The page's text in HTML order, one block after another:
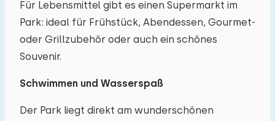
Für Lebensmittel gibt es einen Supermarkt im
Park: ideal für Frühstück, Abendessen, Gourmet-
oder Grillzubehör oder auch ein schönes
Souvenir.
Schwimmen und Wasserspaß
Der Park liegt direkt am wunderschönen